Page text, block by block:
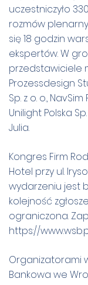
uczestniczyło
rozmów
się 18 godzin
ekspertów. W
przedstawiciele
Prozessdesign
Sp. z o. o., NavSim
Unilight Polska
Julia.
Kongres Firm
Hotel przy ul.
wydarzeniu jest
kolejność
ograniczona.
https://
Organizatorami
Bankowa we